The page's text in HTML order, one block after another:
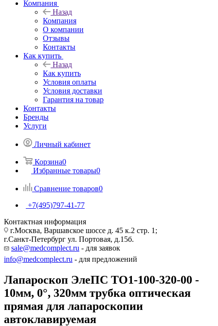
Компания
Назад
Компания
О компании
Отзывы
Контакты
Как купить
Назад
Как купить
Условия оплаты
Условия доставки
Гарантия на товар
Контакты
Бренды
Услуги
Личный кабинет
Корзина0
Избранные товары0
Сравнение товаров0
+7(495)797-41-77
Контактная информация
г.Москва, Варшавское шоссе д. 45 к.2 стр. 1;
г.Санкт-Петербург ул. Портовая, д.15б.
sale@medcomplect.ru - для заявок
info@medcomplect.ru - для предложений
Лапароскоп ЭлеПС ТО1-100-320-00 -
10мм, 0°, 320мм трубка оптическая
прямая для лапароскопии
автоклавируемая